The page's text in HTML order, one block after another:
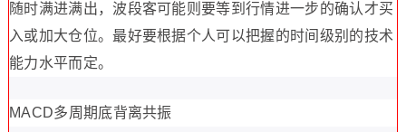
随时满进满出，波段客可能则要等到行情进一步的确认才买
入或加大仓位。最好要根据个人可以把握的时间级别的技术
能力水平而定。
MACD多周期底背离共振